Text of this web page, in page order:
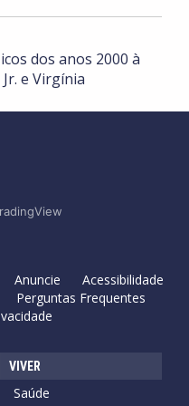
dos anos 2000 à
e Virgínia
Anuncie
Acessibilidade
Perguntas Frequentes
VIVER
Saúde